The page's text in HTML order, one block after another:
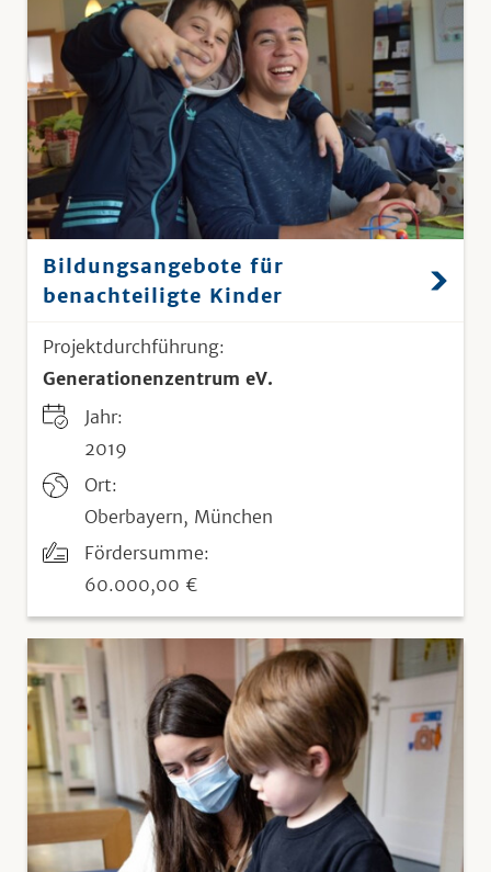
Bildungsangebote für
benachteiligte Kinder
Projektdurchführung:
Generationenzentrum eV.
Jahr:
2019
Ort:
Oberbayern, München
Fördersumme:
60.000,00 €